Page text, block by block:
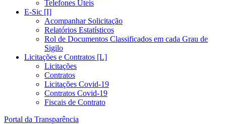
Telefones Úteis
E-Sic [I]
Acompanhar Solicitação
Relatórios Estatísticos
Rol de Documentos Classificados em cada Grau de
Sigilo
Licitações e Contratos [L]
Licitações
Contratos
Licitações Covid-19
Contratos Covid-19
Fiscais de Contrato
Portal da Transparência